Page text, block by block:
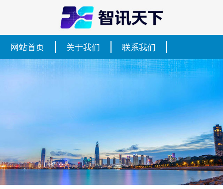
网站首页 关于我们 联系我们